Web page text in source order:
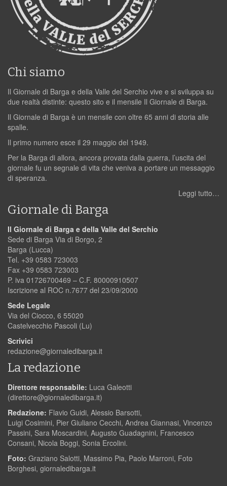
Chi siamo
Il Giornale di Barga e della Valle del Serchio vive e si sviluppa su
due realtà distinte: questo sito e il mensile Il Giornale di Barga.
Il Giornale di Barga è un mensile con oltre 65 anni di storia alle
spalle.
Il primo numero esce il 29 maggio del 1949.
Per la Barga di allora, ancora provata dalla guerra, l’uscita del
giornale fu un segnale di vita che veniva a portare un messaggio
di speranza.
Leggi tutto…
Giornale di Barga
Il Giornale di Barga e della Valle del Serchio
Sede di Barga Via di Borgo, 2
Barga (Lucca)
Tel. +39 0583 723003
Fax +39 0583 723003
P. iva 01726700469 – C.F. 80000910507
Iscrizione al ROC n.7677 del 23/09/2000
Sede Legale
Via del Ciocco, 6 55020
Castelvecchio Pascoli (Lu)
Scrivici
redazione@giornaledibarga.it
La redazione
Direttore responsabile: Luca Galeotti
(direttore@giornaledibarga.it)
Redazione: Flavio Guidi, Alessio Barsotti,
Luigi Cosimini, Pier Giuliano Cecchi, Andrea Giannasi, Vincenzo
Passini, Sara Moscardini, Augusto Guadagnini, Francesco
Consani, Nicola Boggi, Sonia Ercolini.
Foto: Graziano Salotti, Massimo Pia, Paolo Marroni, Foto
Borghesi, giornaledibarga.it